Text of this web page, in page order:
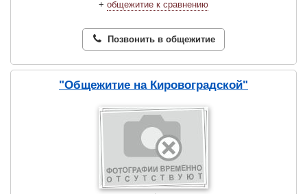
+ общежитие к сравнению
Позвонить в общежитие
"Общежитие на Кировоградской"